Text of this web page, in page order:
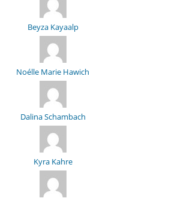
Beyza Kayaalp
Noélle Marie Hawich
Dalina Schambach
Kyra Kahre